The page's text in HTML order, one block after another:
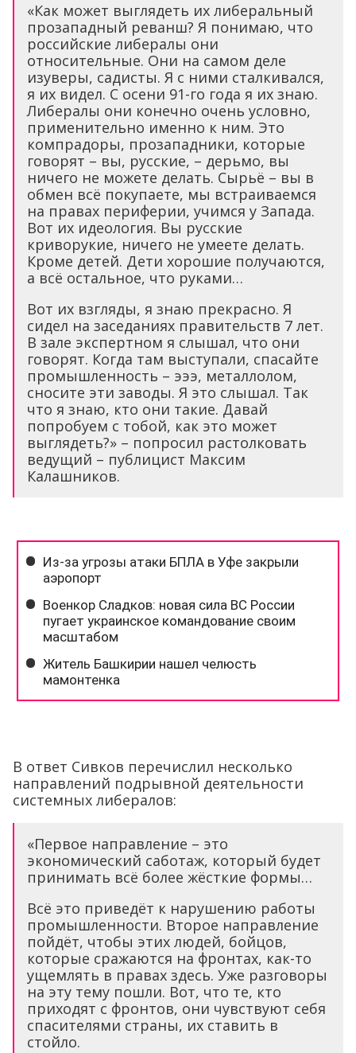
«Как может выглядеть их либеральный
прозападный реванш? Я понимаю, что
российские либералы они
относительные. Они на самом деле
изуверы, садисты. Я с ними сталкивался,
я их видел. С осени 91-го года я их знаю.
Либералы они конечно очень условно,
применительно именно к ним. Это
компрадоры, прозападники, которые
говорят – вы, русские, – дерьмо, вы
ничего не можете делать. Сырьё – вы в
обмен всё покупаете, мы встраиваемся
на правах периферии, учимся у Запада.
Вот их идеология. Вы русские
криворукие, ничего не умеете делать.
Кроме детей. Дети хорошие получаются,
а всё остальное, что руками…
Вот их взгляды, я знаю прекрасно. Я
сидел на заседаниях правительств 7 лет.
В зале экспертном я слышал, что они
говорят. Когда там выступали, спасайте
промышленность – эээ, металлолом,
сносите эти заводы. Я это слышал. Так
что я знаю, кто они такие. Давай
попробуем с тобой, как это может
выглядеть?» – попросил растолковать
ведущий – публицист Максим
Калашников.
В ответ Сивков перечислил несколько
направлений подрывной деятельности
системных либералов:
«Первое направление – это
экономический саботаж, который будет
принимать всё более жёсткие формы…
Всё это приведёт к нарушению работы
промышленности. Второе направление
пойдёт, чтобы этих людей, бойцов,
которые сражаются на фронтах, как-то
ущемлять в правах здесь. Уже разговоры
на эту тему пошли. Вот, что те, кто
приходят с фронтов, они чувствуют себя
спасителями страны, их ставить в
стойло.